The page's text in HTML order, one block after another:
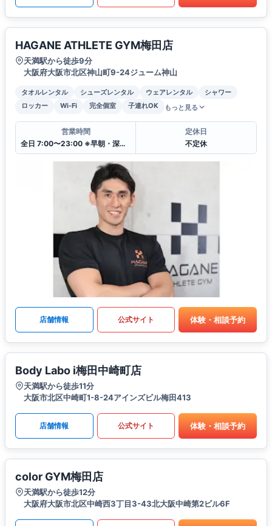
HAGANE ATHLETE GYM梅田店
天満駅から徒歩9分
大阪府大阪市北区神山町9-24ジューム神山
タオルレンタル シューズレンタル ウェアレンタル
シャワー
ロッカー
Wi-Fi 完全個室 子連れOK もっと見る
営業時間
全日 7:00〜23:00 ※早朝・深夜の時間帯も相談可
定休日
不定休
店舗情報 公式サイト 体験・相談予約
Body Labo i梅田中崎町店
天満駅から徒歩11分
大阪市北区中崎町1-8-24アインズビル梅田413
店舗情報 公式サイト 体験・相談予約
color GYM梅田店
天満駅から徒歩12分
大阪府大阪市北区中崎西3丁目3-43北大阪中崎第2ビル6F